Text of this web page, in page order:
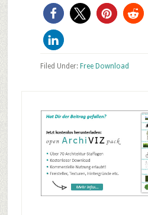
Filed Under: Free Download